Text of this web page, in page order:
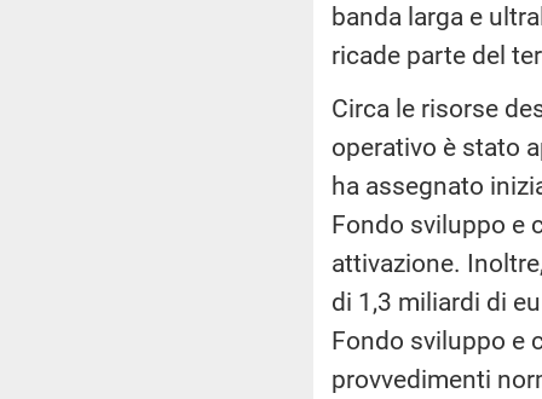
banda larga e
ricade parte del
Circa le risorse
operativo è stato
ha assegnato
Fondo sviluppo e
attivazione.
di 1,3 miliardi di
Fondo sviluppo e
provvedimenti